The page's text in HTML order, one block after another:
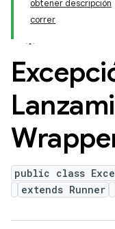
obtener descripción
correr
public class
extends Runner